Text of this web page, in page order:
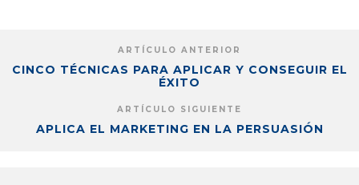
ARTÍCULO ANTERIOR
CINCO TÉCNICAS PARA APLICAR Y CONSEGUIR EL
ÉXITO
ARTÍCULO SIGUIENTE
APLICA EL MARKETING EN LA PERSUASIÓN